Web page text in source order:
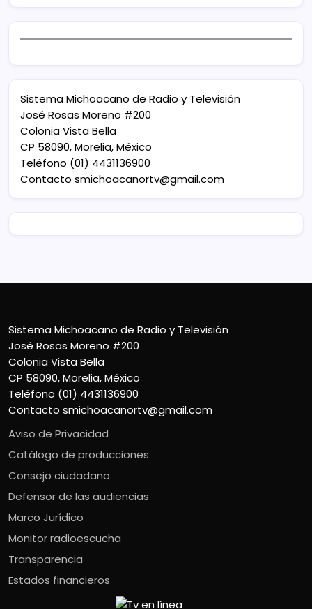
Sistema Michoacano de Radio y Televisión
José Rosas Moreno #200
Colonia Vista Bella
CP 58090, Morelia, México
Teléfono (01) 4431136900
Contacto smichoacanortv@gmail.com
Sistema Michoacano de Radio y Televisión
José Rosas Moreno #200
Colonia Vista Bella
CP 58090, Morelia, México
Teléfono (01) 4431136900
Contacto smichoacanortv@gmail.com
Aviso de Privacidad
Catálogo de producciones
Consejo ciudadano
Defensor de las audiencias
Marco Jurídico
Monitor radioescucha
Transparencia
Estados financieros